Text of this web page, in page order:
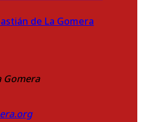
de La Gomera
Gomera